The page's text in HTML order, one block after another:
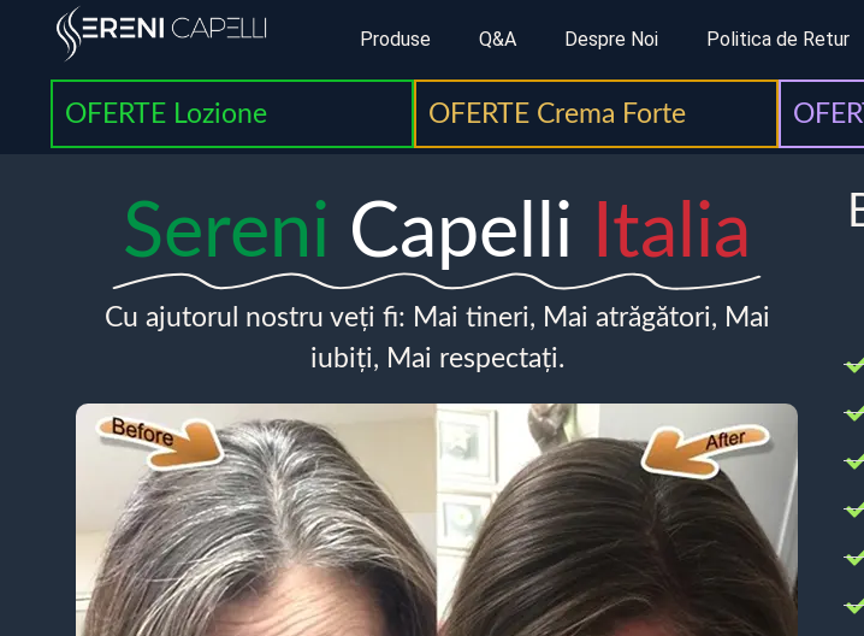
Produse Q&A Despre Noi Politica de Retur
OFERTE Lozione OFERTE Crema Forte
Sereni Capelli Italia
Cu ajutorul nostru veți fi: Mai tineri, Mai atrăgători, Mai
iubiți, Mai respectați.